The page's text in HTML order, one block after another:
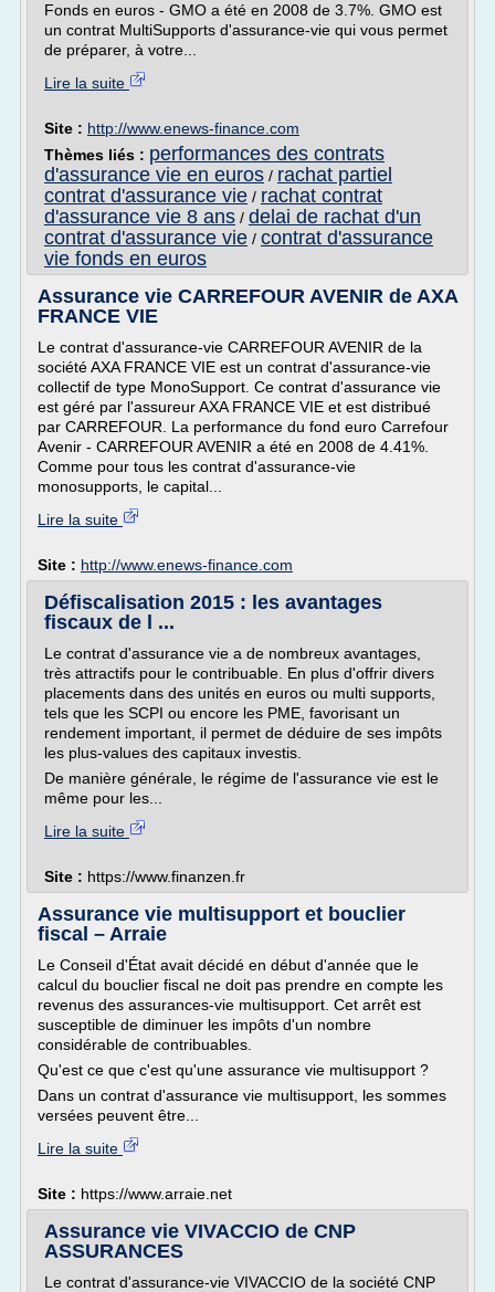
Fonds en euros - GMO a été en 2008 de 3.7%. GMO est
un contrat MultiSupports d'assurance-vie qui vous permet
de préparer, à votre...
Lire la suite
Site : http://www.enews-finance.com
Thèmes liés : performances des contrats
d'assurance vie en euros / rachat partiel
contrat d'assurance vie / rachat contrat
d'assurance vie 8 ans / delai de rachat d'un
contrat d'assurance vie / contrat d'assurance
vie fonds en euros
Assurance vie CARREFOUR AVENIR de AXA
FRANCE VIE
Le contrat d'assurance-vie CARREFOUR AVENIR de la
société AXA FRANCE VIE est un contrat d'assurance-vie
collectif de type MonoSupport. Ce contrat d'assurance vie
est géré par l'assureur AXA FRANCE VIE et est distribué
par CARREFOUR. La performance du fond euro Carrefour
Avenir - CARREFOUR AVENIR a été en 2008 de 4.41%.
Comme pour tous les contrat d'assurance-vie
monosupports, le capital...
Lire la suite
Site : http://www.enews-finance.com
Défiscalisation 2015 : les avantages
fiscaux de l ...
Le contrat d'assurance vie a de nombreux avantages,
très attractifs pour le contribuable. En plus d'offrir divers
placements dans des unités en euros ou multi supports,
tels que les SCPI ou encore les PME, favorisant un
rendement important, il permet de déduire de ses impôts
les plus-values des capitaux investis.
De manière générale, le régime de l'assurance vie est le
même pour les...
Lire la suite
Site : https://www.finanzen.fr
Assurance vie multisupport et bouclier
fiscal – Arraie
Le Conseil d'État avait décidé en début d'année que le
calcul du bouclier fiscal ne doit pas prendre en compte les
revenus des assurances-vie multisupport. Cet arrêt est
susceptible de diminuer les impôts d'un nombre
considérable de contribuables.
Qu'est ce que c'est qu'une assurance vie multisupport ?
Dans un contrat d'assurance vie multisupport, les sommes
versées peuvent être...
Lire la suite
Site : https://www.arraie.net
Assurance vie VIVACCIO de CNP
ASSURANCES
Le contrat d'assurance-vie VIVACCIO de la société CNP